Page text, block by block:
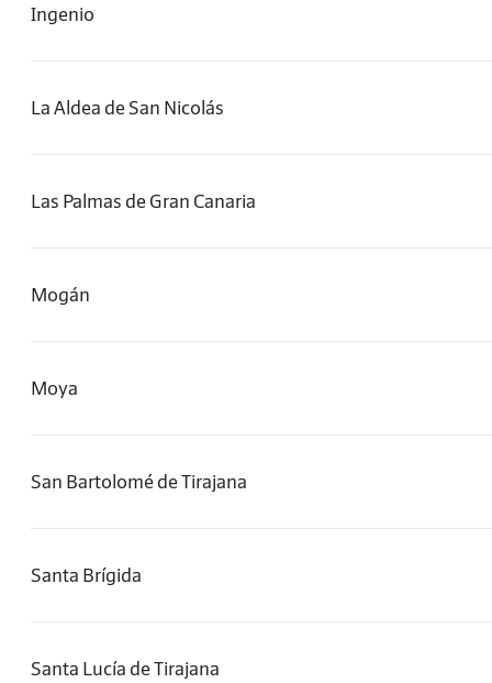
Ingenio
La Aldea de San Nicolás
Las Palmas de Gran Canaria
Mogán
Moya
San Bartolomé de Tirajana
Santa Brígida
Santa Lucía de Tirajana